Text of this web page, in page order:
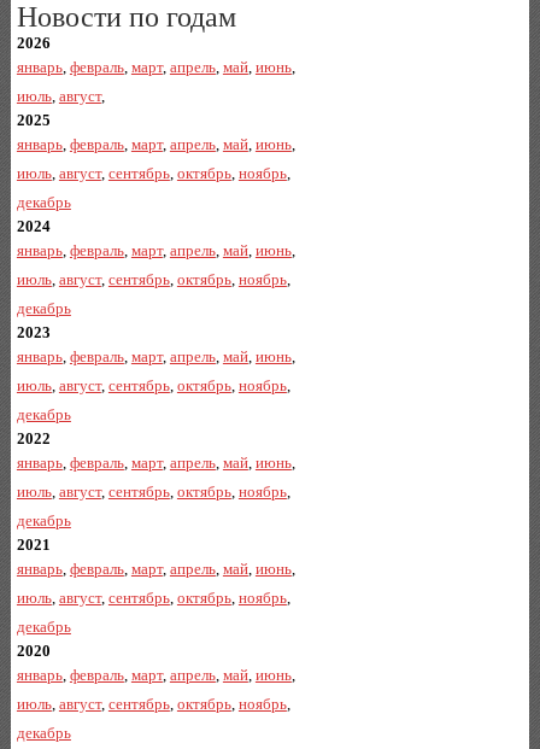
Новости по годам
2026
январь, февраль, март, апрель, май, июнь,
июль, август,
2025
январь, февраль, март, апрель, май, июнь,
июль, август, сентябрь, октябрь, ноябрь,
декабрь
2024
январь, февраль, март, апрель, май, июнь,
июль, август, сентябрь, октябрь, ноябрь,
декабрь
2023
январь, февраль, март, апрель, май, июнь,
июль, август, сентябрь, октябрь, ноябрь,
декабрь
2022
январь, февраль, март, апрель, май, июнь,
июль, август, сентябрь, октябрь, ноябрь,
декабрь
2021
январь, февраль, март, апрель, май, июнь,
июль, август, сентябрь, октябрь, ноябрь,
декабрь
2020
январь, февраль, март, апрель, май, июнь,
июль, август, сентябрь, октябрь, ноябрь,
декабрь